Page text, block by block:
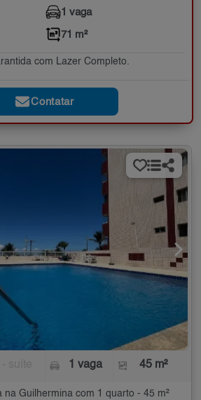
1 vaga
71 m²
com Lazer Completo.
Contatar
1 vaga 45 m²
na Guilhermina com 1 quarto - 45 m²